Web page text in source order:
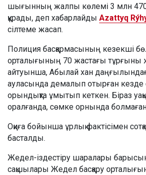
шығынның жалпы көлемі 3 млн
құрады, деп хабарлайды Azattyq
сілтеме жасап.
Полиция басқармасының кезекші
орталығының 70 жастағы тұрғыны
айтуынша, Абылай хан
ауласында демалып отырған кезде
орындықта ұмытып кеткен. Біраз
оралғанда, сөмке орнында
Оқиға бойынша ұрлық фактісімен
басталды.
Жедел-іздестіру шаралары
сақшылары Жедел басқару